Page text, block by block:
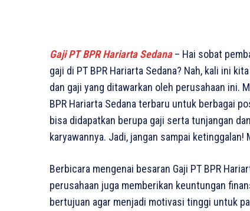
Gaji PT BPR Hariarta Sedana– Hai sobat
gaji di PT BPR Hariarta Sedana? Nah, kali ini
dan gaji yang ditawarkan oleh perusahaan ini.
BPR Hariarta Sedana terbaru untuk berbagai
bisa didapatkan berupa gaji serta tunjangan
karyawannya. Jadi, jangan sampai
Berbicara mengenai besaran Gaji PT BPR
perusahaan juga memberikan keuntungan
bertujuan agar menjadi motivasi tinggi untuk